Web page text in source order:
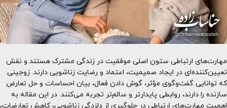
مهارت‌های ارتباطی ستون اصلی موفقیت در زندگی مشترک هستند و نقش
تعیین‌کننده‌ای در ایجاد صمیمیت، اعتماد و رضایت زناشویی دارند. زوجینی
که توانایی گفت‌وگوی مؤثر، گوش دادن فعال، بیان احساسات و حل تعارض
سازنده را دارند، روابطی پایدارتر و سالم‌تر تجربه می‌کنند. در این مقاله به
اهمیت مهارت‌های ارتباطی در جلوگیری از دلزدگی زناشویی، کاهش تعارضات،